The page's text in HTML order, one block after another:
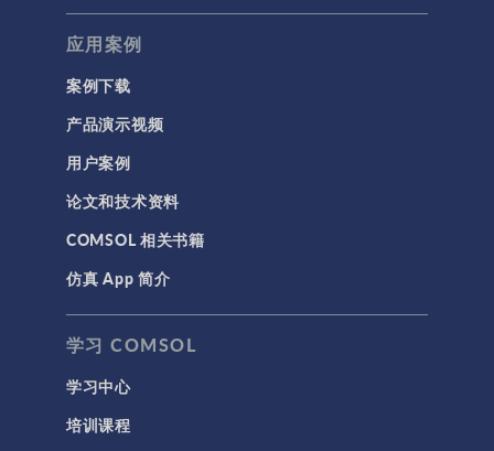
应用案例
案例下载
产品演示视频
用户案例
论文和技术资料
COMSOL 相关书籍
仿真 App 简介
学习 COMSOL
学习中心
培训课程